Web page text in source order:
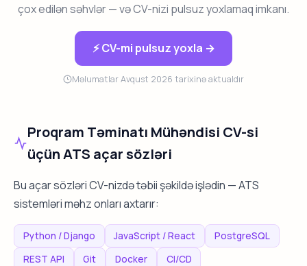
çox edilən səhvlər — və CV-nizi pulsuz yoxlamaq imkanı.
⚡ CV-mi pulsuz yoxla →
Məlumatlar Avqust 2026 tarixinə aktualdır
Proqram Təminatı Mühəndisi CV-si
üçün ATS açar sözləri
Bu açar sözləri CV-nizdə təbii şəkildə işlədin — ATS
sistemləri məhz onları axtarır:
Python / Django JavaScript / React
PostgreSQL
REST API
Git Docker
CI/CD